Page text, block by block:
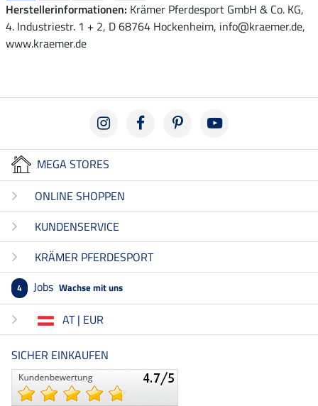
Herstellerinformationen: Krämer Pferdesport GmbH & Co. KG,
4. Industriestr. 1 + 2, D 68764 Hockenheim, info@kraemer.de,
www.kraemer.de
MEGA STORES
ONLINE SHOPPEN
KUNDENSERVICE
KRÄMER PFERDESPORT
4 Jobs Wachse mit uns
AT | EUR
SICHER EINKAUFEN